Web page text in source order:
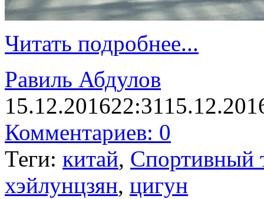
Читать подробнее...
Равиль Абдулов
15.12.201622:31
Комментариев: 0
Теги: китай, Спортивный
хэйлунцзян, цигун